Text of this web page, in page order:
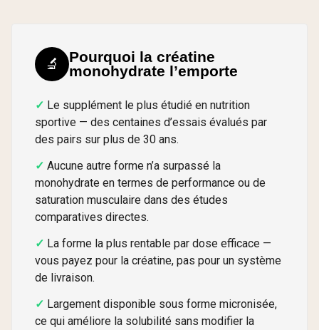
🔬
Pourquoi la créatine
monohydrate l’emporte
Le supplément le plus étudié en nutrition
sportive — des centaines d’essais évalués par
des pairs sur plus de 30 ans.
Aucune autre forme n’a surpassé la
monohydrate en termes de performance ou de
saturation musculaire dans des études
comparatives directes.
La forme la plus rentable par dose efficace —
vous payez pour la créatine, pas pour un système
de livraison.
Largement disponible sous forme micronisée,
ce qui améliore la solubilité sans modifier la